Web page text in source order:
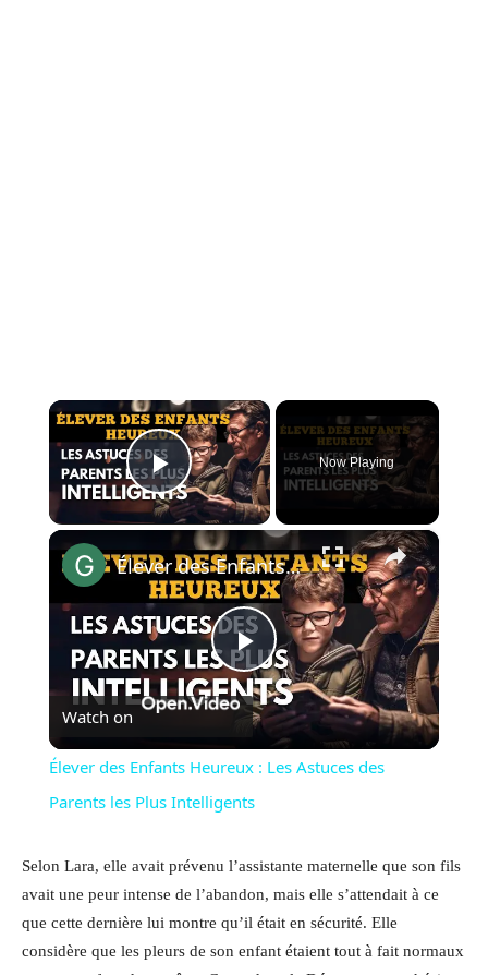
×
Play Video
Now Playing
×
Play
Video
Élever des Enfants Heureux : Les Astuces des Parents les Plus Intelligents
Watch on
Élever des Enfants Heureux : Les Astuces des
Parents les Plus Intelligents
Selon Lara, elle avait prévenu l’assistante maternelle que son fils
avait une peur intense de l’abandon, mais elle s’attendait à ce
que cette dernière lui montre qu’il était en sécurité. Elle
considère que les pleurs de son enfant étaient tout à fait normaux